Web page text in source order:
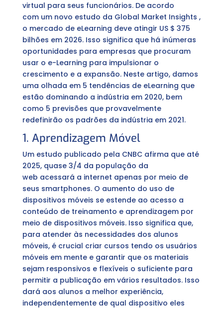
virtual para seus funcionários. De acordo
com um novo estudo da Global Market Insights ,
o mercado de eLearning deve atingir US $ 375
bilhões em 2026. Isso significa que há inúmeras
oportunidades para empresas que procuram
usar o e-Learning para impulsionar o
crescimento e a expansão. Neste artigo, damos
uma olhada em 5 tendências de eLearning que
estão dominando a indústria em 2020, bem
como 5 previsões que provavelmente
redefinirão os padrões da indústria em 2021.
1. Aprendizagem Móvel
Um estudo publicado pela CNBC afirma que até
2025, quase 3/4 da população da
web acessará a internet apenas por meio de
seus smartphones. O aumento do uso de
dispositivos móveis se estende ao acesso a
conteúdo de treinamento e aprendizagem por
meio de dispositivos móveis. Isso significa que,
para atender às necessidades dos alunos
móveis, é crucial criar cursos tendo os usuários
móveis em mente e garantir que os materiais
sejam responsivos e flexíveis o suficiente para
permitir a publicação em vários resultados. Isso
dará aos alunos a melhor experiência,
independentemente de qual dispositivo eles